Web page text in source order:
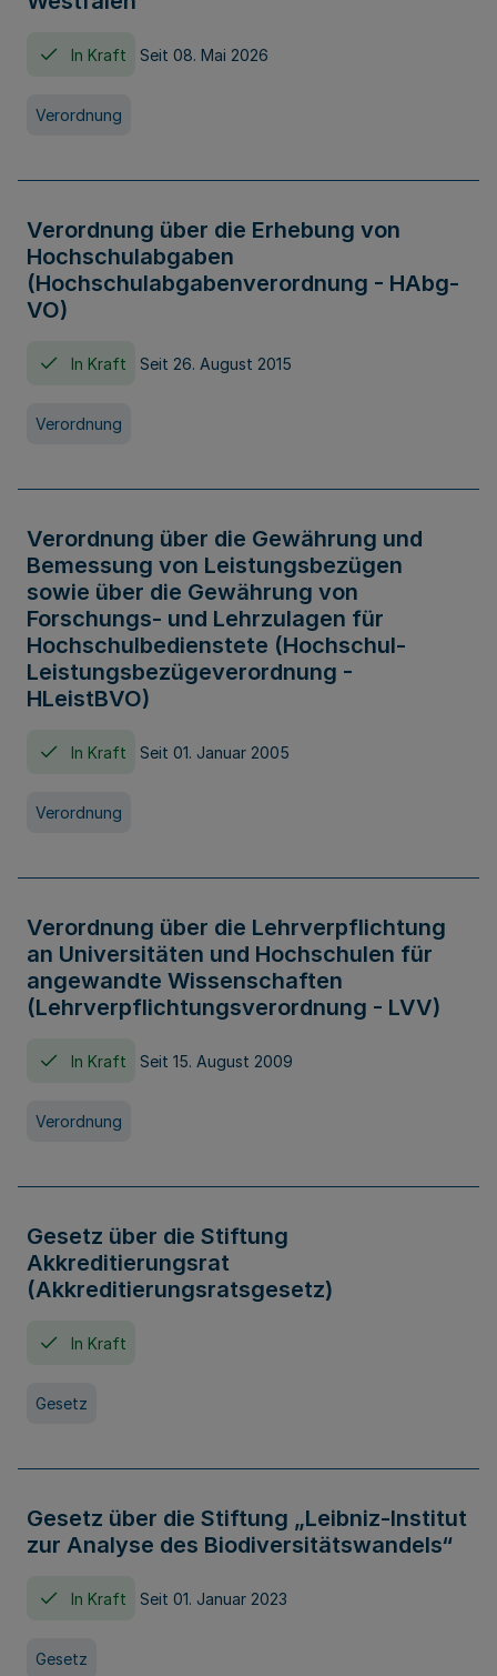
In Kraft Seit 08. Mai 2026
Verordnung
Verordnung über die Erhebung von
Hochschulabgaben
(Hochschulabgabenverordnung - HAbg-
VO)
In Kraft Seit 26. August 2015
Verordnung
Verordnung über die Gewährung und
Bemessung von Leistungsbezügen
sowie über die Gewährung von
Forschungs- und Lehrzulagen für
Hochschulbedienstete (Hochschul-
Leistungsbezügeverordnung -
HLeistBVO)
In Kraft Seit 01. Januar 2005
Verordnung
Verordnung über die Lehrverpflichtung
an Universitäten und Hochschulen für
angewandte Wissenschaften
(Lehrverpflichtungsverordnung - LVV)
In Kraft Seit 15. August 2009
Verordnung
Gesetz über die Stiftung
Akkreditierungsrat
(Akkreditierungsratsgesetz)
In Kraft
Gesetz
Gesetz über die Stiftung „Leibniz-Institut
zur Analyse des Biodiversitätswandels“
In Kraft Seit 01. Januar 2023
Gesetz